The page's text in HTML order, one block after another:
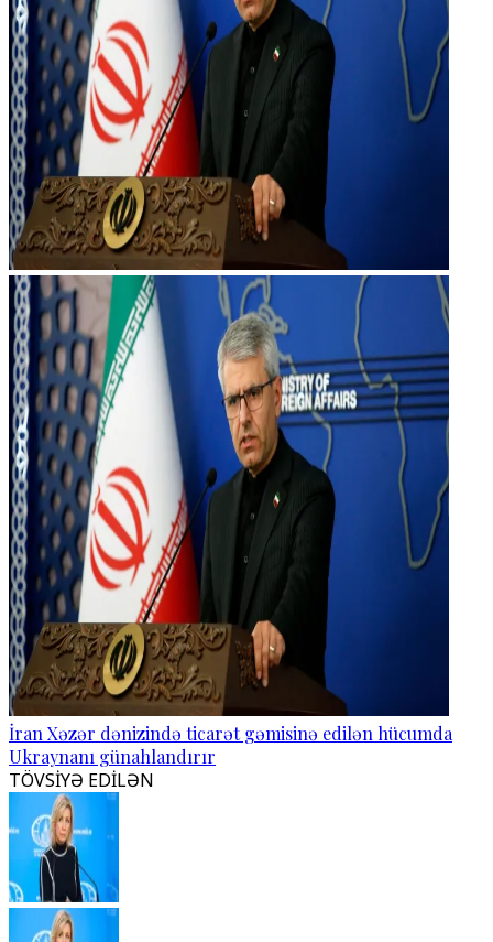
İran Xəzər dənizində ticarət gəmisinə edilən hücumda
Ukraynanı günahlandırır
TÖVSİYƏ EDİLƏN